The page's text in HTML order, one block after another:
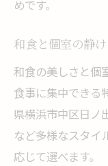
ネット予
個室和
めです。
和食と個室の静
和食の美しさと個
食事に集中できる
県横浜市中区日ノ
など多様なスタイ
応じて選べます。